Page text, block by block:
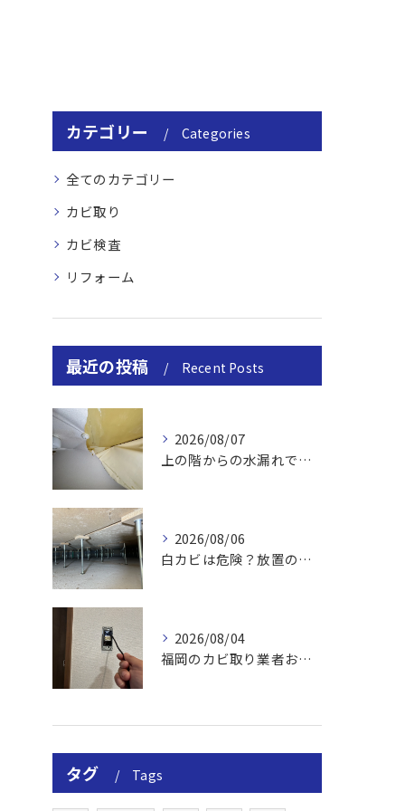
カテゴリー Categories
全てのカテゴリー
カビ取り
カビ検査
リフォーム
最近の投稿 Recent Posts
2026/08/07
上の階からの水漏れでカビ｜対処法と業者
2026/08/06
白カビは危険？放置のリスクと取り方
2026/08/04
福岡のカビ取り業者おすすめの選び方と費用
タグ Tags